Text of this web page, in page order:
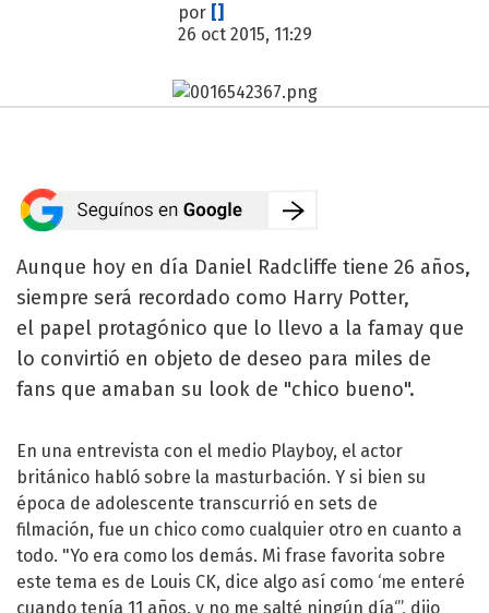
por []
26 oct 2015, 11:29
Aunque hoy en día Daniel Radcliffe tiene 26 años,
siempre será recordado como Harry Potter,
el papel protagónico que lo llevo a la famay que
lo convirtió en objeto de deseo para miles de
fans que amaban su look de "chico bueno".
En una entrevista con el medio Playboy, el actor
británico habló sobre la masturbación. Y si bien su
época de adolescente transcurrió en sets de
filmación, fue un chico como cualquier otro en cuanto a
todo. "Yo era como los demás. Mi frase favorita sobre
este tema es de Louis CK, dice algo así como ‘me enteré
cuando tenía 11 años, y no me salté ningún día‘”, dijo